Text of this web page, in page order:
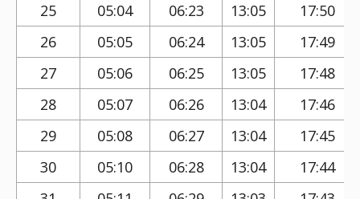
25 05:04 06:23 13:05
17:50
26
05:05 06:24 13:05
17:49
27
05:06 06:25 13:05
17:48
28
05:07 06:26 13:04
17:46
29
05:08 06:27 13:04
17:45
30
05:10 06:28 13:04
17:44